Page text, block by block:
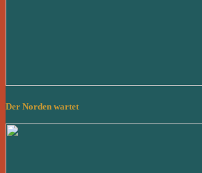
Der Norden wartet